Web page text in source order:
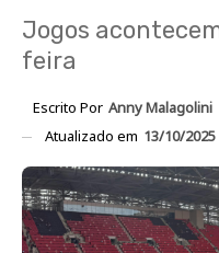
Jogos
feira
Escrito Por Anny Malagolini
Atualizado em 13/10/2025